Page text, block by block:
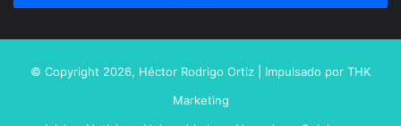
© Copyright 2026, Héctor Rodrigo Ortiz | Impulsado por THK
Marketing